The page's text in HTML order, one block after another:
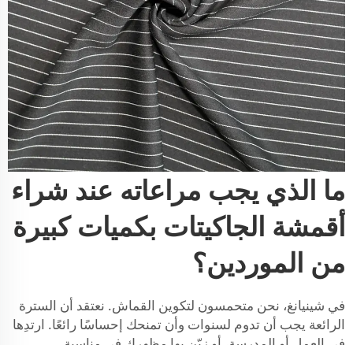
ما الذي يجب مراعاته عند شراء
أقمشة الجاكيتات بكميات كبيرة
من الموردين؟
في شينيانغ، نحن متحمسون لتكوين القماش. نعتقد أن السترة
الرائعة يجب أن تدوم لسنوات وأن تمنحك إحساسًا رائعًا. ارتدِها